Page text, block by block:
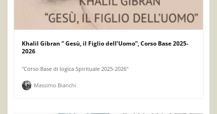
Khalil Gibran ” Gesù, il Figlio dell’Uomo”, Corso Base 2025-
2026
"Corso Base di logica Spirituale 2025-2026"
Massimo Bianchi